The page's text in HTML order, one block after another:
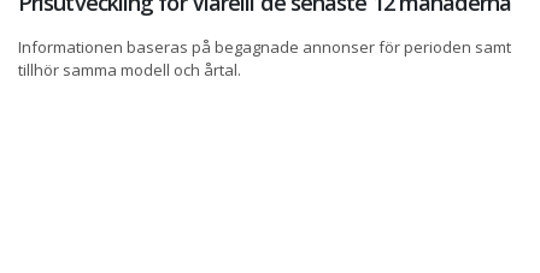
Informationen baseras på begagnade annonser för perioden samt
tillhör samma modell och årtal.